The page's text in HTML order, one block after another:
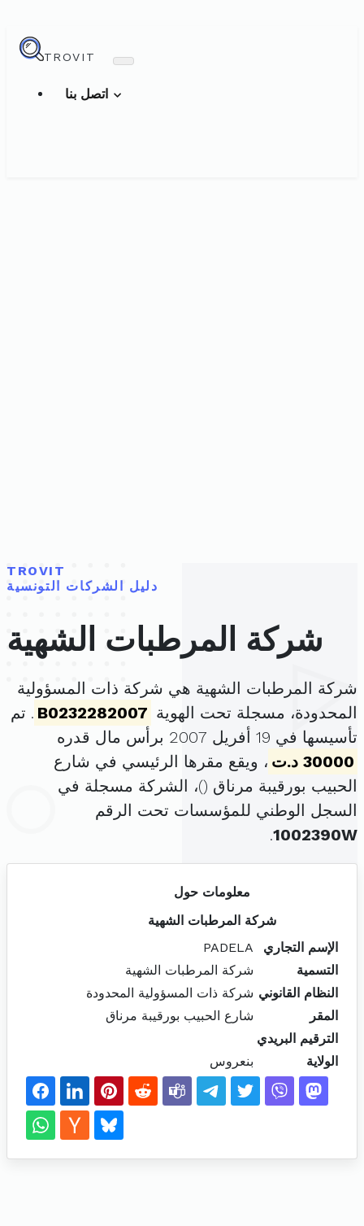
TROVIT
TROVIT
دليل الشركات التونسية
شركة المرطبات الشهية
شركة المرطبات الشهية هي شركة ذات المسؤولية
المحدودة، مسجلة تحت الهوية B0232282007 . تم
تأسيسها في 19 أفريل 2007 برأس مال قدره
30000 د.ت
، ويقع مقرها الرئيسي في شارع
الحبيب بورقيبة مرناق ()، الشركة مسجلة في
السجل الوطني للمؤسسات تحت الرقم
1002390W
.
معلومات حول
شركة المرطبات الشهية
الإسم التجاري
PADELA
التسمية
شركة المرطبات الشهية
النظام القانوني شركة ذات المسؤولية المحدودة
المقر
شارع الحبيب بورقيبة مرناق
الترقيم البريدي
الولاية
بنعروس